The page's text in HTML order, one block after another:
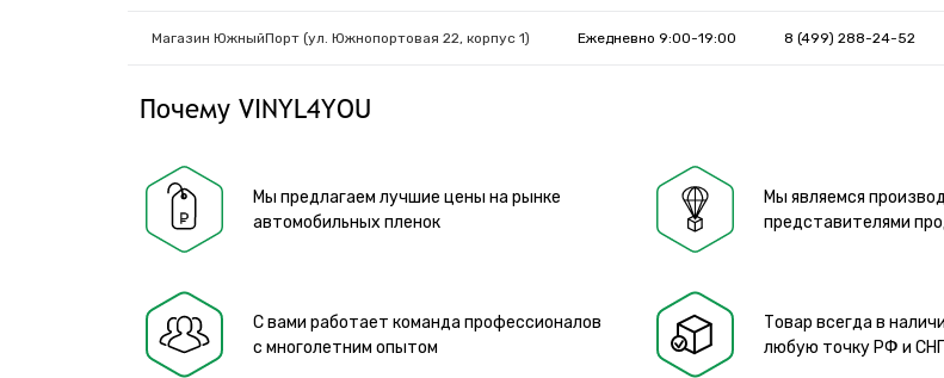
Магазин ЮжныйПорт (ул. Южнопортовая 22, корпус 1) Ежедневно 9:00-19:00 8 (499) 288-24-52
Почему VINYL4YOU
Мы предлагаем лучшие цены на рынке
автомобильных пленок
Мы являемся
представителями
С вами работает команда профессионалов
с многолетним опытом
Товар всегда в
любую точку РФ и СНГ